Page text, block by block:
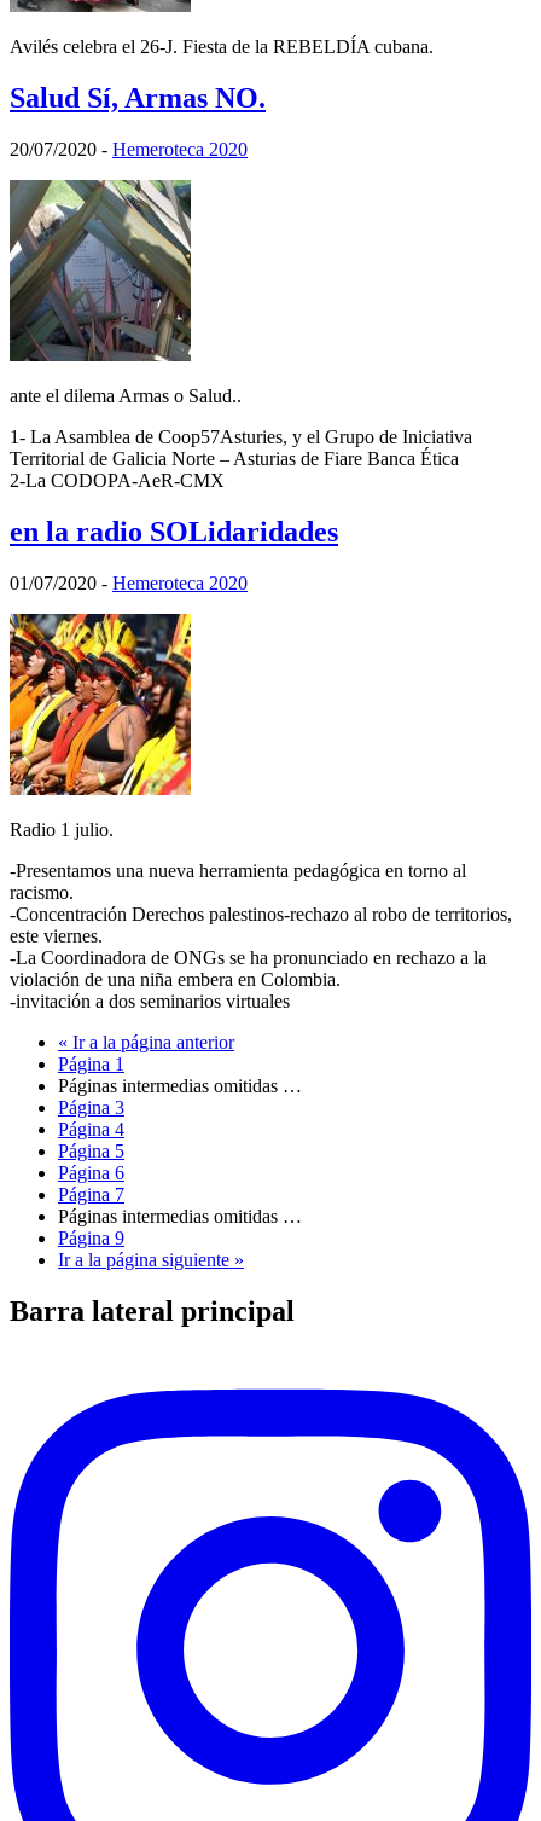
Avilés celebra el 26-J. Fiesta de la REBELDÍA cubana.
Salud Sí, Armas NO.
20/07/2020 - Hemeroteca 2020
ante el dilema Armas o Salud..
1- La Asamblea de Coop57Asturies, y el Grupo de Iniciativa
Territorial de Galicia Norte – Asturias de Fiare Banca Ética
2-La CODOPA-AeR-CMX
en la radio SOLidaridades
01/07/2020 - Hemeroteca 2020
Radio 1 julio.
-Presentamos una nueva herramienta pedagógica en torno al
racismo.
-Concentración Derechos palestinos-rechazo al robo de territorios,
este viernes.
-La Coordinadora de ONGs se ha pronunciado en rechazo a la
violación de una niña embera en Colombia.
-invitación a dos seminarios virtuales
« Ir a la página anterior
Página 1
Páginas intermedias omitidas …
Página 3
Página 4
Página 5
Página 6
Página 7
Páginas intermedias omitidas …
Página 9
Ir a la página siguiente »
Barra lateral principal